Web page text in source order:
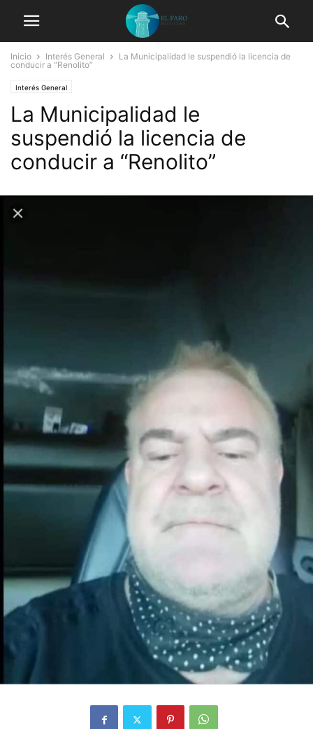
Inicio Interés General
La Municipalidad le suspendió la licencia de
conducir a “Renolito”
Interés General
La Municipalidad le
suspendió la licencia de
conducir a “Renolito”